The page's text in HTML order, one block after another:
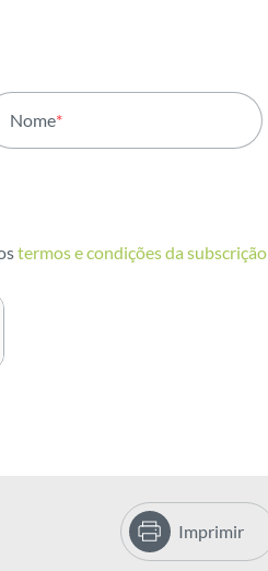
Nome*
termos e condições da subscrição
Imprimir